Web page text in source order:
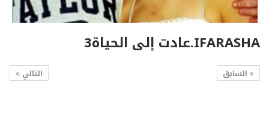
IFARASHA.عادت إلى الحياة3
التالي السابق